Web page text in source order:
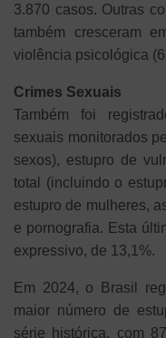
3.870 casos. Outras
também cresceram
violência psicológica
Crimes Sexuais
Também foi
sexuais monitorados
sexos), estupro de
total (incluindo o
estupro de mulheres,
e pornografia. Esta
expressivo, de 13,1%.
Em 2024, o Brasil
maior número de
série histórica, com